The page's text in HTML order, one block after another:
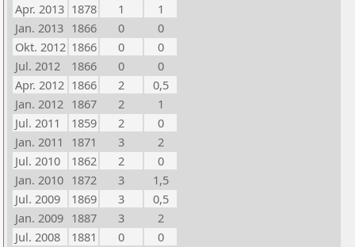
Apr. 2013 1878 1
1
Jan. 2013 1866 0
0
Okt. 2012 1866 0
0
Jul. 2012
1866 0
0
Apr. 2012 1866 2
0,5
Jan. 2012 1867 2
1
Jul. 2011
1859 2
0
Jan. 2011
1871 3
2
Jul. 2010
1862 2
0
Jan. 2010 1872 3
1,5
Jul. 2009
1869 3
0,5
Jan. 2009 1887 3
2
Jul. 2008
1881 0
0